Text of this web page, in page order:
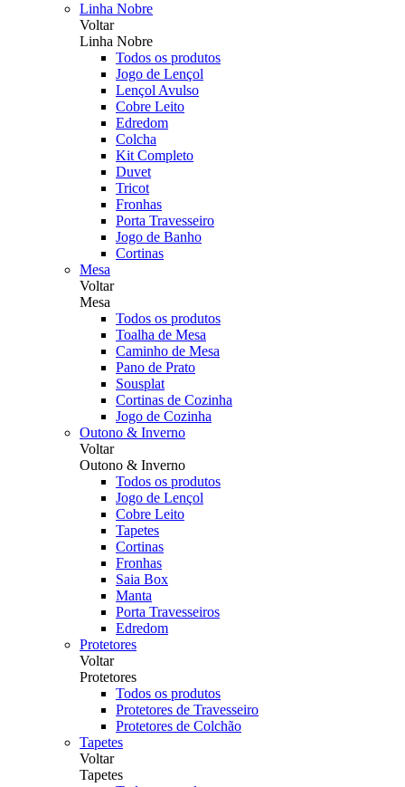
Linha Nobre
Voltar
Linha Nobre
Todos os produtos
Jogo de Lençol
Lençol Avulso
Cobre Leito
Edredom
Colcha
Kit Completo
Duvet
Tricot
Fronhas
Porta Travesseiro
Jogo de Banho
Cortinas
Mesa
Voltar
Mesa
Todos os produtos
Toalha de Mesa
Caminho de Mesa
Pano de Prato
Sousplat
Cortinas de Cozinha
Jogo de Cozinha
Outono & Inverno
Voltar
Outono & Inverno
Todos os produtos
Jogo de Lençol
Cobre Leito
Tapetes
Cortinas
Fronhas
Saia Box
Manta
Porta Travesseiros
Edredom
Protetores
Voltar
Protetores
Todos os produtos
Protetores de Travesseiro
Protetores de Colchão
Tapetes
Voltar
Tapetes